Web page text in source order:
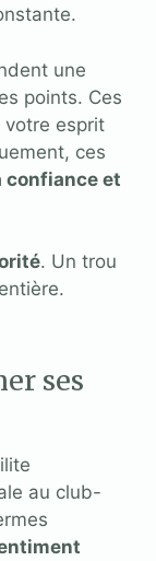
une
points. Ces
votre esprit
ces
confiance et
. Un trou
ses
au club-